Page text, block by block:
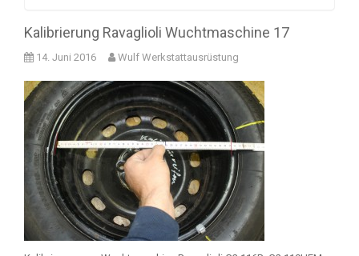
Kalibrierung Ravaglioli Wuchtmaschine 17
14. Juni 2016 Wulf Werkstattausrüstung